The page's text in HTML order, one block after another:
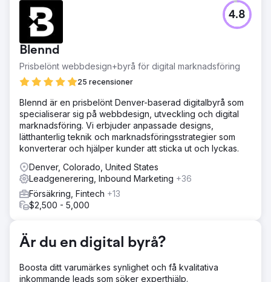
Utmaning
Denna kund om köksrenovering hade en föråldrad
webbplats och dålig onlinenärvaro.
Lösning
webbplats innan vi började hantera SEO och Google Ads.
Resultat
Kunden blev chockad över hur effektivt vårt program är,
tillsammans med den höga kvaliteten på
ombyggnadsprojektet som hans team får arbeta varje
dag. Kunden rapporterade 4x intäkt inom två år efter
programmet.
Gå till byråsida
Blennd
Prisbelönt webbdesign+byrå för digital marknadsföring
25 recensioner
4.8
Blennd är en prisbelönt Denver-baserad digitalbyrå som
specialiserar sig på webbdesign, utveckling och digital
marknadsföring. Vi erbjuder anpassade designs,
lätthanterlig teknik och marknadsföringsstrategier som
konverterar och hjälper kunder att sticka ut och lyckas.
Denver, Colorado, United States
Leadgenerering, Inbound Marketing +36
Försäkring, Fintech +13
$2,500 - 5,000
Är du en digital byrå?
Boosta ditt varumärkes synlighet och få kvalitativa
inkommande leads som söker experthjälp.